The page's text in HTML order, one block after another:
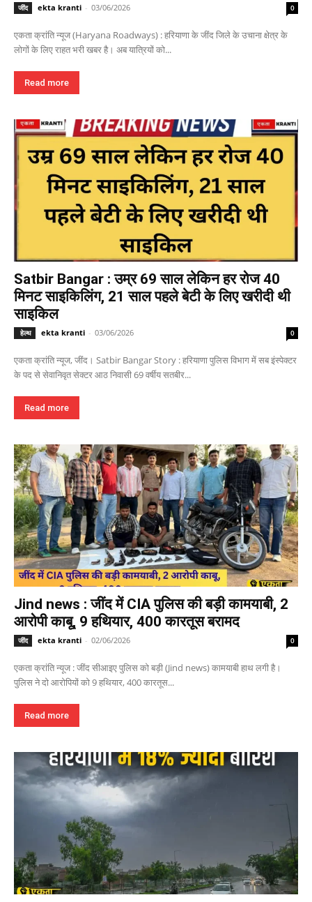
जींद ekta kranti - 03/06/2026 0
एकता क्रांति न्यूज (Haryana Roadways) : हरियाणा के जींद जिले के उचाना क्षेत्र के
लोगों के लिए राहत भरी खबर है। अब यात्रियों को...
Read more
Satbir Bangar : उम्र 69 साल लेकिन हर रोज 40
मिनट साइकिलिंग, 21 साल पहले बेटी के लिए खरीदी थी
साइकिल
हेल्थ ekta kranti - 03/06/2026 0
एकता क्रांति न्यूज, जींद। Satbir Bangar Story : हरियाणा पुलिस विभाग में सब इंस्पेक्टर
के पद से सेवानिवृत सेक्टर आठ निवासी 69 वर्षीय सतबीर...
Read more
Jind news : जींद में CIA पुलिस की बड़ी कामयाबी, 2
आरोपी काबू, 9 हथियार, 400 कारतूस बरामद
जींद ekta kranti - 02/06/2026 0
एकता क्रांति न्यूज : जींद सीआइए पुलिस को बड़ी (Jind news) कामयाबी हाथ लगी है।
पुलिस ने दो आरोपियों को 9 हथियार, 400 कारतूस...
Read more